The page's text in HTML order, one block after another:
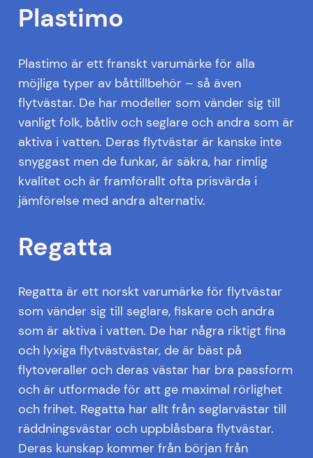
Plastimo
Plastimo är ett franskt varumärke för alla
möjliga typer av båttillbehör – så även
flytvästar. De har modeller som vänder sig till
vanligt folk, båtliv och seglare och andra som är
aktiva i vatten. Deras flytvästar är kanske inte
snyggast men de funkar, är säkra, har rimlig
kvalitet och är framförallt ofta prisvärda i
jämförelse med andra alternativ.
Regatta
Regatta är ett norskt varumärke för flytvästar
som vänder sig till seglare, fiskare och andra
som är aktiva i vatten. De har några riktigt fina
och lyxiga flytvästvästar, de är bäst på
flytoveraller och deras västar har bra passform
och är utformade för att ge maximal rörlighet
och frihet. Regatta har allt från seglarvästar till
räddningsvästar och uppblåsbara flytvästar.
Deras kunskap kommer från början från